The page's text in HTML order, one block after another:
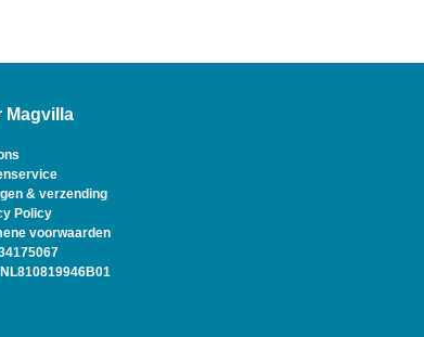
Magvilla
& verzending
Policy
voorwaarden